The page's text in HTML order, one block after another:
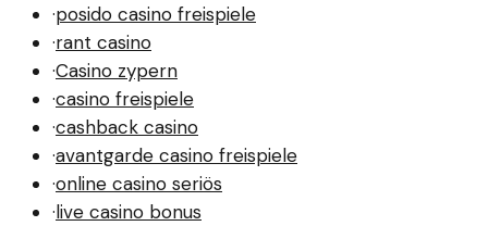
·posido casino freispiele
·rant casino
·Casino zypern
·casino freispiele
·cashback casino
·avantgarde casino freispiele
·online casino seriös
·live casino bonus